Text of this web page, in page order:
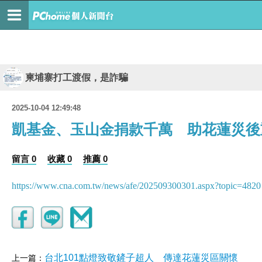
柬埔寨打工渡假，是詐騙
2025-10-04 12:49:48
凱基金、玉山金捐款千萬 助花蓮災
留言 0 收藏 0 推薦 0
https://www.cna.com.tw/news/afe/202509300301.aspx?topic=4820
上一篇： 台北101點燈致敬鏟子超人 傳達花蓮災區關懷